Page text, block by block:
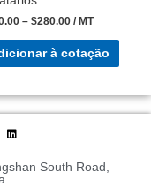
– $280.00 / MT
à cotação
South Road,